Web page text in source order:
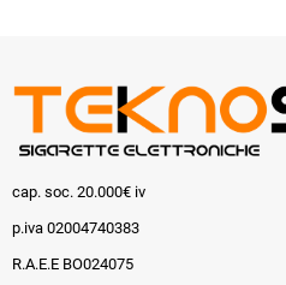
cap. soc. 20.000€ iv
p.iva 02004740383
R.A.E.E BO024075